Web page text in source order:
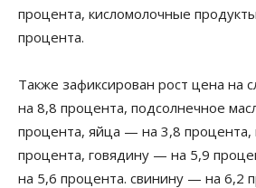
процента, кисломолочные
процента.
Также зафиксирован рост цена на
на 8,8 процента, подсолнечное
процента, яйца — на 3,8 процента,
процента, говядину — на 5,9
на 5,6 процента. свинину — на 6,2